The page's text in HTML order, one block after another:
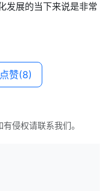
发展的当下来说是非常
点赞(8)
侵权请联系我们。